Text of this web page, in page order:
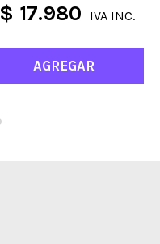
$ 17.980 IVA INC.
AGREGAR